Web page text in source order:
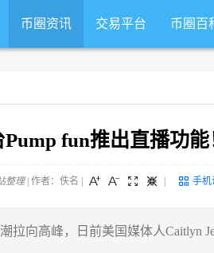
币圈资讯 交易平台 币圈百
fun推出直播功
整理| 作者：佚名 手机
拉向高峰，日前美国媒体人Caitlyn